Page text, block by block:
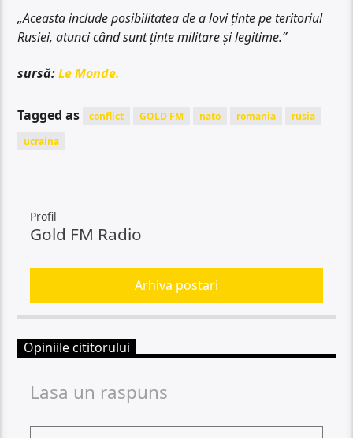
„Aceasta include posibilitatea de a lovi ținte pe teritoriul
Rusiei, atunci când sunt ținte militare și legitime.”
sursă:Le Monde.
Tagged as conflict GOLD FM nato romania
rusia
ucraina
Profil
Gold FM Radio
Arhiva postari
Opiniile cititorului
Lasa un raspuns